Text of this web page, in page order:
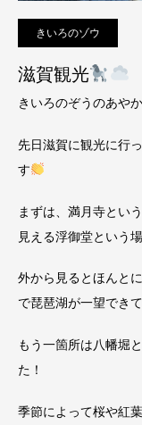
きいろのゾウ
滋賀観光
きいろのぞうのあや
先日滋賀に観光に行
す
まずは、満月寺とい
見える浮御堂という
外から見るとほんと
で琵琶湖が一望でき
もう一箇所は八幡堀
た！
季節によって桜や紅